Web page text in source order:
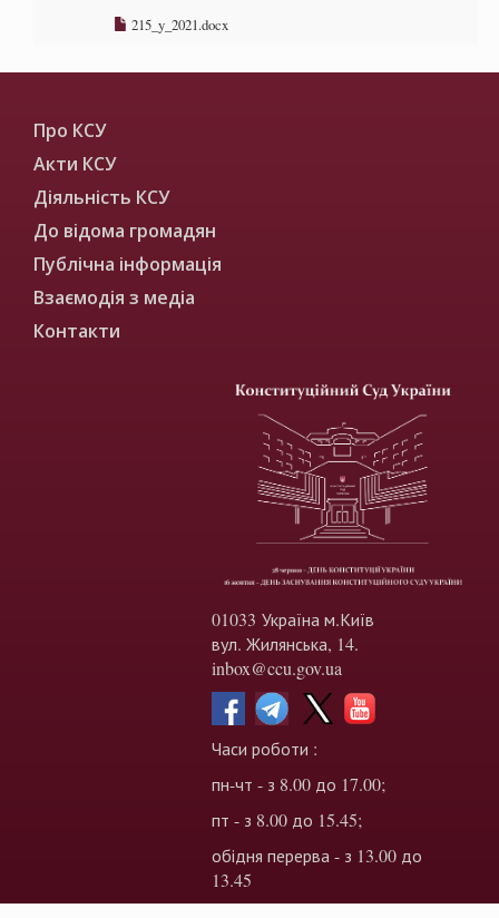
215_y_2021.docx
Про КСУ
Акти КСУ
Діяльність КСУ
До відома громадян
Публічна інформація
Взаємодія з медіа
Контакти
01033 Україна м.Київ
вул. Жилянська, 14.
inbox@ccu.gov.ua
Часи роботи :
пн-чт - з 8.00 до 17.00;
пт - з 8.00 до 15.45;
обідня перерва - з 13.00 до
13.45